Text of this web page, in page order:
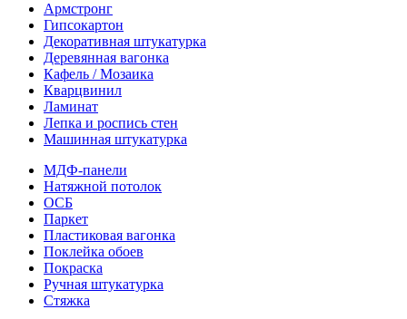
Армстронг
Гипсокартон
Декоративная штукатурка
Деревянная вагонка
Кафель / Мозаика
Кварцвинил
Ламинат
Лепка и роспись стен
Машинная штукатурка
МДФ-панели
Натяжной потолок
ОСБ
Паркет
Пластиковая вагонка
Поклейка обоев
Покраска
Ручная штукатурка
Стяжка